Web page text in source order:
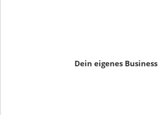
Dein eigenes Business